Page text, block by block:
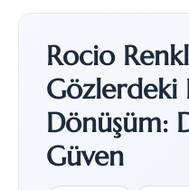
Rocio
Gözlerdeki
Dönüşüm:
Güven